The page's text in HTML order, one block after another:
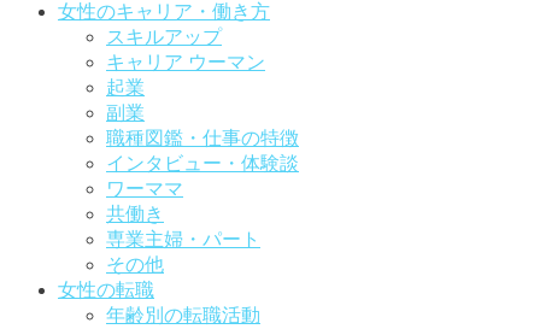
女性のキャリア・働き方
スキルアップ
キャリア ウーマン
起業
副業
職種図鑑・仕事の特徴
インタビュー・体験談
ワーママ
共働き
専業主婦・パート
その他
女性の転職
年齢別の転職活動